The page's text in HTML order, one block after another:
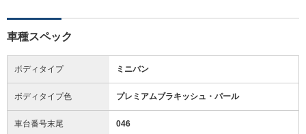
車種スペック
ボディタイプ ミニバン
ボディタイプ色 プレミアムブラキッシュ・パール
車台番号末尾 046